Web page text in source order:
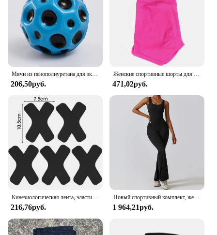
Мячи из пенополиуретана для экстремальных высоких прыжков, для космических мячей, Детские сенсорные мячи, тренировочный мяч для спортсменов, игры на открытом воздухе
206,50руб.
Женские спортивные шорты для йоги с высокой талией, для подтяжки бедер, фитнеса, бега, езды на велосипеде, 3-точечные шорты, быстросохнущие женские шорты для йоги
471,02руб.
Кинезиологическая лента, эластичные терапевтические спортивные ленты для коленей, плеч и локтей, водонепроницаемые спортивные физиотерапевтические ленты для мышц
216,76руб.
Новый спортивный комплект, женский тренировочный костюм для йоги, спортивная одежда, женский спортивный комбинезон, комбинезон для фитнеса, эластичные женские боди с эффектом пуш-ап для тренировок
1 964,21руб.